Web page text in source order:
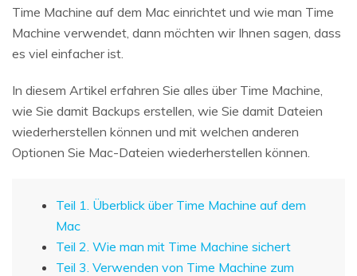
Time Machine auf dem Mac einrichtet und wie man Time
Machine verwendet, dann möchten wir Ihnen sagen, dass
es viel einfacher ist.
In diesem Artikel erfahren Sie alles über Time Machine,
wie Sie damit Backups erstellen, wie Sie damit Dateien
wiederherstellen können und mit welchen anderen
Optionen Sie Mac-Dateien wiederherstellen können.
Teil 1. Überblick über Time Machine auf dem
Mac
Teil 2. Wie man mit Time Machine sichert
Teil 3. Verwenden von Time Machine zum